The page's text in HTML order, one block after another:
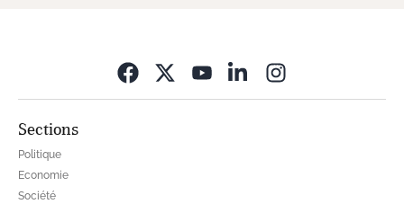
Sections
Politique
Economie
Société